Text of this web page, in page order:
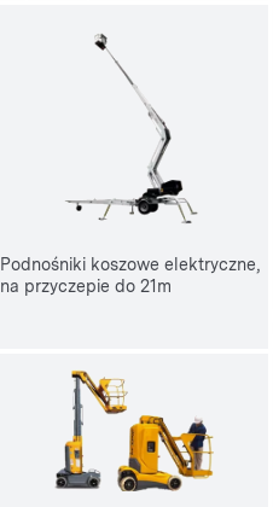
Podnośniki koszowe elektryczne,
na przyczepie do 21m